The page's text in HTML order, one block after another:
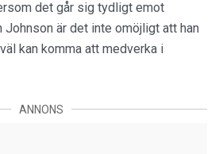
det går sig tydligt emot
Johnson är det inte omöjligt att han
kan komma att medverka i
ANNONS